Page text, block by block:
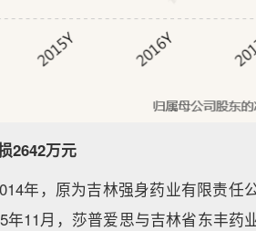
2642万元
年，原为吉林强身药业有限责
年11月，莎普爱思与吉林省东丰